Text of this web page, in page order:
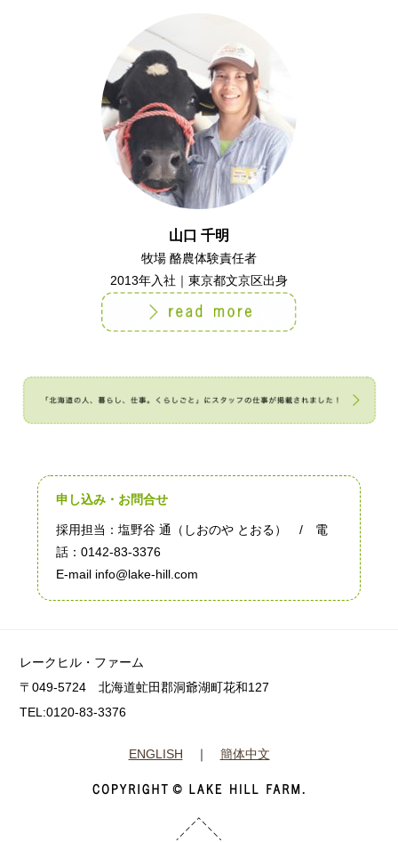
山口 千明
牧場 酪農体験責任者
2013年入社｜東京都文京区出身
申し込み・お問合せ
採用担当：塩野谷 通（しおのや とおる） / 電
話：0142-83-3376
E-mail info@lake-hill.com
レークヒル・ファーム
〒049-5724 北海道虻田郡洞爺湖町花和127
TEL:0120-83-3376
ENGLISH ｜ 簡体中文